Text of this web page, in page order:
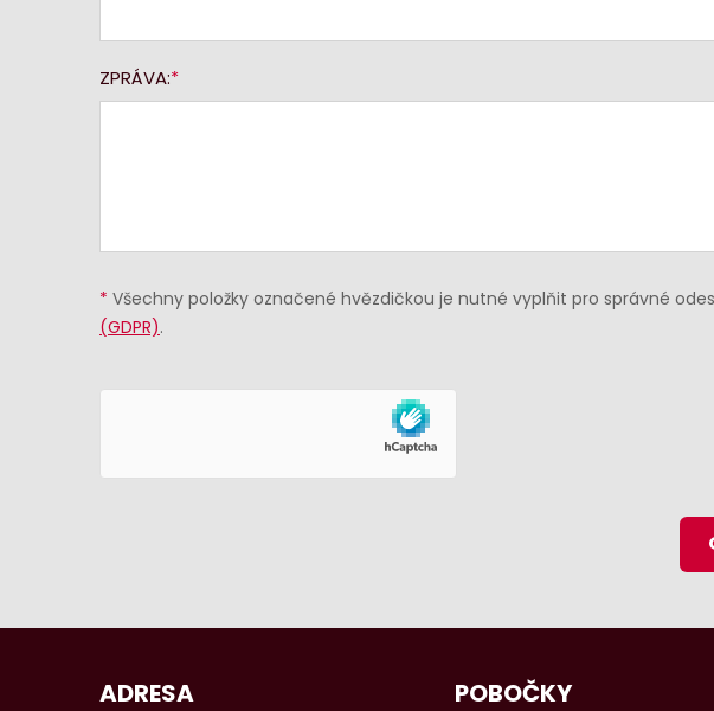
ZPRÁVA:
* Všechny položky označené hvězdičkou je nutné vyplňit pro správné
(GDPR).
ADRESA POBOČKY